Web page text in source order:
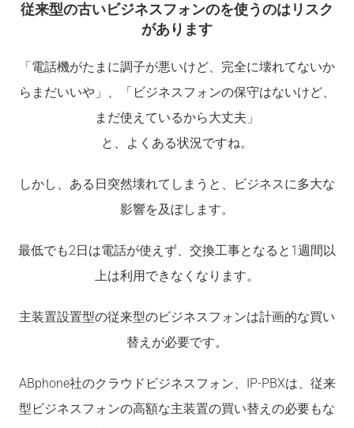
従来型の古いビジネスフォンのを使うのはリスク
があります
「電話機がたまに調子が悪いけど、完全に壊れてないか
らまだいいや」、「ビジネスフォンの保守はないけど、
まだ使えているから大丈夫」
と、よくある状況ですね。
しかし、ある日突然壊れてしまうと、ビジネスに多大な
影響を及ぼします。
最低でも2日は電話が使えず、交換工事となると1週間以
上は利用できなくなります。
主装置設置型の従来型のビジネスフォンは計画的な買い
替えが必要です。
ABphone社のクラウドビジネスフォン、IP-PBXは、従来
型ビジネスフォンの高額な主装置の買い替えの必要もな